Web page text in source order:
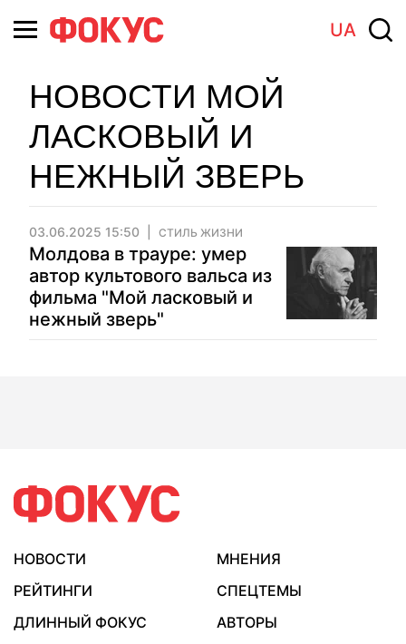
UA
НОВОСТИ МОЙ
ЛАСКОВЫЙ И
НЕЖНЫЙ ЗВЕРЬ
03.06.2025 15:50 СТИЛЬ ЖИЗНИ
Молдова в трауре: умер
автор культового вальса из
фильма "Мой ласковый и
нежный зверь"
НОВОСТИ
МНЕНИЯ
РЕЙТИНГИ
СПЕЦТЕМЫ
ДЛИННЫЙ ФОКУС
АВТОРЫ